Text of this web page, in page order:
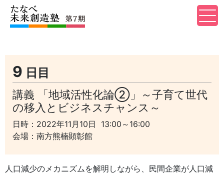
9 日目
講義 「地域活性化論②」～子育て世代
の移入とビジネスチャンス～
日時：2022年11月10日 13:00～16:00
会場：南方熊楠顕彰館
人口減少のメカニズムを解明しながら、民間企業が人口減